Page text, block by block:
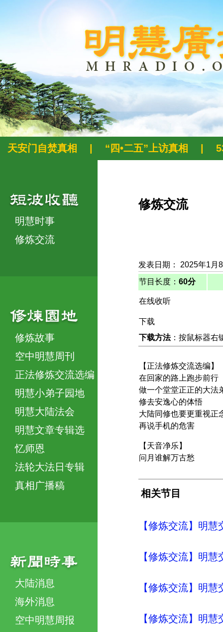
天安门自焚真相 “四•二五”上访真相
明慧时事
修炼交流
修炼故事
空中明慧周刊
正法修炼交流选编
明慧小弟子园地
明慧大陆法会
明慧文章专辑选
忆师恩
法轮大法日专辑
真相广播稿
大陆消息
海外消息
空中明慧周报
修炼交流
发表日期： 2025年1月
节目长度： 60分
在线收听
下载
下载方法：按鼠标器右
【正法修炼交流选编】
在回家的路上跑步前行
做一个堂堂正正的大法
修去安逸心的体悟
大陆同修也要更重视正
再说手机的危害
【天音净乐】
问月谁解万古愁
相关节目
【修炼交流】明
【修炼交流】明
【修炼交流】明
【修炼交流】明